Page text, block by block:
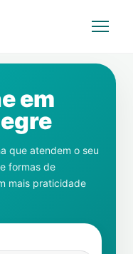
em
que atendem o seu
formas de
mais praticidade